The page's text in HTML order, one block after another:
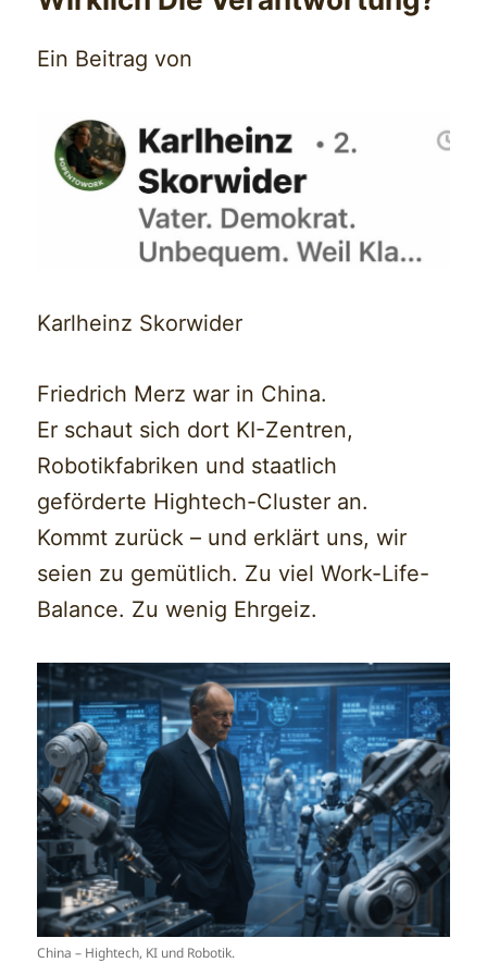
Ein Beitrag von
Karlheinz Skorwider
Friedrich Merz war in China.
Er schaut sich dort KI-Zentren,
Robotikfabriken und staatlich
geförderte Hightech-Cluster an.
Kommt zurück – und erklärt uns, wir
seien zu gemütlich. Zu viel Work-Life-
Balance. Zu wenig Ehrgeiz.
China – Hightech, KI und Robotik.